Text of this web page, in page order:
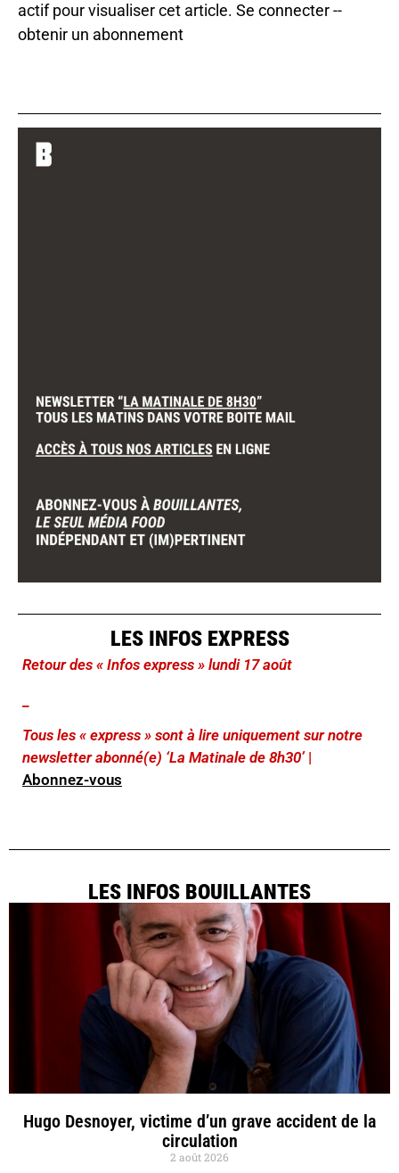
actif pour visualiser cet article. Se connecter--
obtenir un abonnement
LES INFOS EXPRESS
Retour des « Infos express » lundi 17 août
Tous les « express » sont à lire uniquement sur notre
newsletter abonné(e) ‘La Matinale de 8h30’ |
Abonnez-vous
LES INFOS BOUILLANTES
Hugo Desnoyer, victime d’un grave accident de la
circulation
2 août 2026